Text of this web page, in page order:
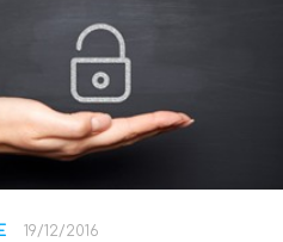
19/12/2016